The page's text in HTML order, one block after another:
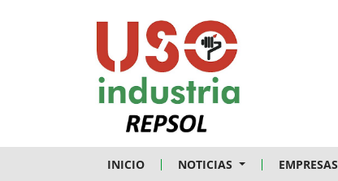
INICIO NOTICIAS EMPRESAS